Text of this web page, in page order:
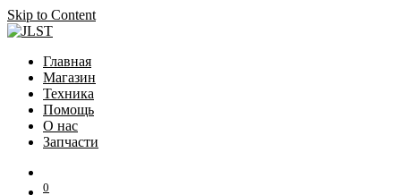
Skip to Content
Главная
Магазин
Техника
Помощь
О нас
Запчасти
0